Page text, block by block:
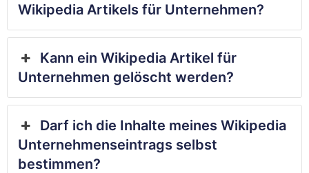
Wikipedia Artikels für Unternehmen?
Kann ein Wikipedia Artikel für
Unternehmen gelöscht werden?
Darf ich die Inhalte meines Wikipedia
Unternehmenseintrags selbst
bestimmen?